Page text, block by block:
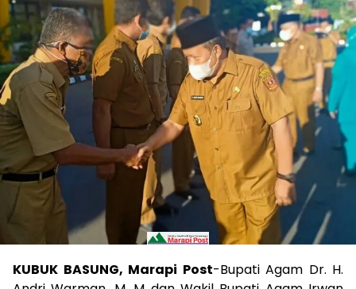
KUBUK BASUNG, Marapi Post-Bupati Agam Dr. H.